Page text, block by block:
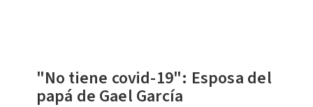
"No tiene covid-19": Esposa del
papá de Gael García